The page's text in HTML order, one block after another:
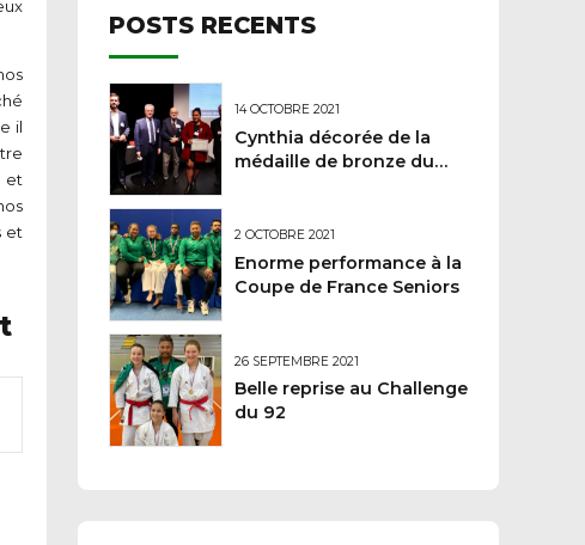
il
et
et
POSTS RECENTS
14 OCTOBRE 2021
Cynthia décorée de la
médaille de bronze du
2 OCTOBRE 2021
Enorme performance à la
Coupe de France Seniors
26 SEPTEMBRE 2021
Belle reprise au Challenge
du 92